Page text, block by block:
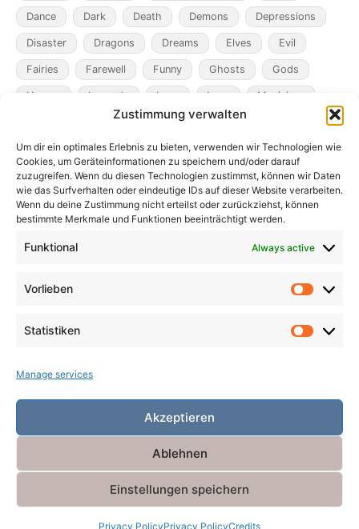
Zustimmung verwalten
Um dir ein optimales Erlebnis zu bieten, verwenden wir Technologien wie
Cookies, um Geräteinformationen zu speichern und/oder darauf
zuzugreifen. Wenn du diesen Technologien zustimmst, können wir Daten
wie das Surfverhalten oder eindeutige IDs auf dieser Website verarbeiten.
Wenn du deine Zustimmung nicht erteilst oder zurückziehst, können
bestimmte Merkmale und Funktionen beeinträchtigt werden.
Funktional Always active
Vorlieben
Statistiken
Manage services
Akzeptieren
Ablehnen
Einstellungen speichern
Privacy PolicyPrivacy PolicyCredits
Dance Dark Death Demons Depressions
Disaster Dragons Dreams Elves Evil
Fairies Farewell Funny Ghosts Gods
Heroes Legends Loss Love Magicians
Mining Mistaken Identity
Murder Music Novel Obsession Pacts
Pandemic Plague Poverty Revenge
Robbers Role Playing Games Satire Ships
Powered byMiniva WordPress Theme